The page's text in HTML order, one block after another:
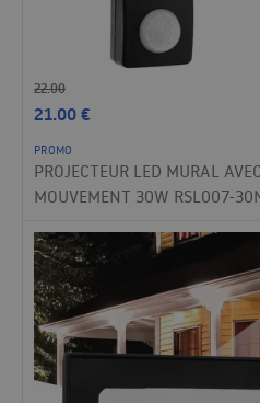
22.00
21.00€
PROMO
PROJECTEUR LED MURAL
MOUVEMENT 30W RSL007-